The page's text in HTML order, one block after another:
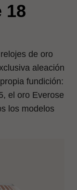
18
de oro
aleación
fundición:
el oro Everose
los modelos